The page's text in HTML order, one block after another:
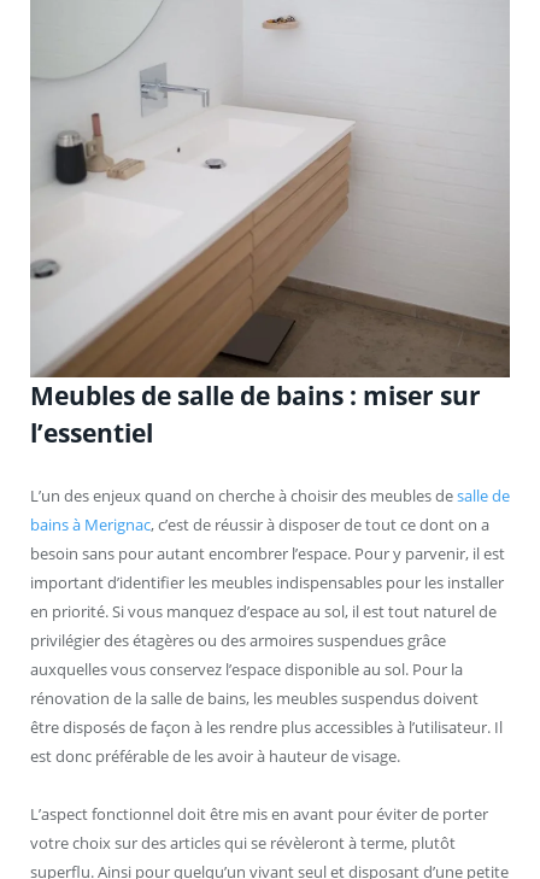
Meubles de salle de bains : miser sur
l’essentiel
L’un des enjeux quand on cherche à choisir des meubles desalle de
bains à Merignac, c’est de réussir à disposer de tout ce dont on a
besoin sans pour autant encombrer l’espace. Pour y parvenir, il est
important d’identifier les meubles indispensables pour les installer
en priorité. Si vous manquez d’espace au sol, il est tout naturel de
privilégier des étagères ou des armoires suspendues grâce
auxquelles vous conservez l’espace disponible au sol. Pour la
rénovation de la salle de bains, les meubles suspendus doivent
être disposés de façon à les rendre plus accessibles à l’utilisateur. Il
est donc préférable de les avoir à hauteur de visage.
L’aspect fonctionnel doit être mis en avant pour éviter de porter
votre choix sur des articles qui se révèleront à terme, plutôt
superflu. Ainsi pour quelqu’un vivant seul et disposant d’une petite